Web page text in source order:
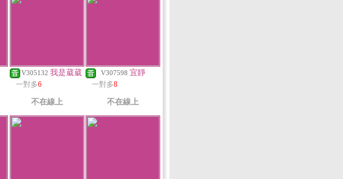
V305132 我是葳葳
一對多6
不在線上
V307598 宜靜
一對多8
不在線上